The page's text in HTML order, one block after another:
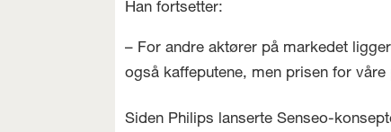
Han fortsetter:
– For andre aktører på markedet
også kaffeputene, men prisen for
Siden Philips lanserte Senseo-